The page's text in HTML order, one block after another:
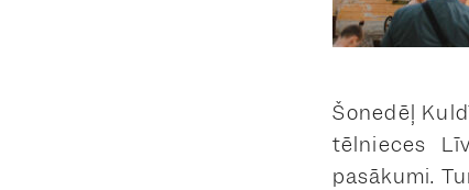
Šonedēļ
tēlnieces
pasākumi.